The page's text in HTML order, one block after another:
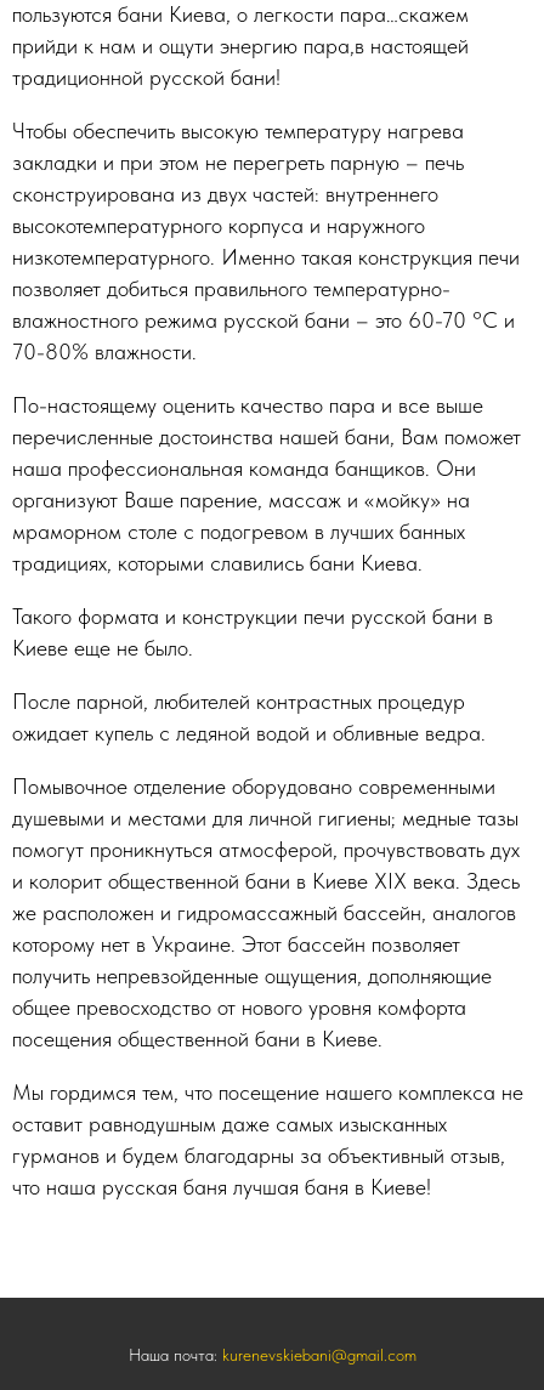
пользуются бани Киева, о легкости пара…скажем
прийди к нам и ощути энергию пара,в настоящей
традиционной русской бани!
Чтобы обеспечить высокую температуру нагрева
закладки и при этом не перегреть парную – печь
сконструирована из двух частей: внутреннего
высокотемпературного корпуса и наружного
низкотемпературного. Именно такая конструкция печи
позволяет добиться правильного температурно-
влажностного режима русской бани – это 60-70 °С и
70-80% влажности.
По-настоящему оценить качество пара и все выше
перечисленные достоинства нашей бани, Вам поможет
наша профессиональная команда банщиков. Они
организуют Ваше парение, массаж и «мойку» на
мраморном столе с подогревом в лучших банных
традициях, которыми славились бани Киева.
Такого формата и конструкции печи русской бани в
Киеве еще не было.
После парной, любителей контрастных процедур
ожидает купель с ледяной водой и обливные ведра.
Помывочное отделение оборудовано современными
душевыми и местами для личной гигиены; медные тазы
помогут проникнуться атмосферой, прочувствовать дух
и колорит общественной бани в Киеве ХІX века. Здесь
же расположен и гидромассажный бассейн, аналогов
которому нет в Украине. Этот бассейн позволяет
получить непревзойденные ощущения, дополняющие
общее превосходство от нового уровня комфорта
посещения общественной бани в Киеве.
Мы гордимся тем, что посещение нашего комплекса не
оставит равнодушным даже самых изысканных
гурманов и будем благодарны за объективный отзыв,
что наша русская баня лучшая баня в Киеве!
Наша почта: kurenevskiebani@gmail.com